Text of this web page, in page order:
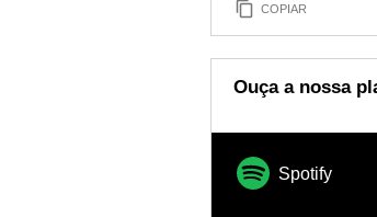
COPIAR
Ouça a nossa
Spotify